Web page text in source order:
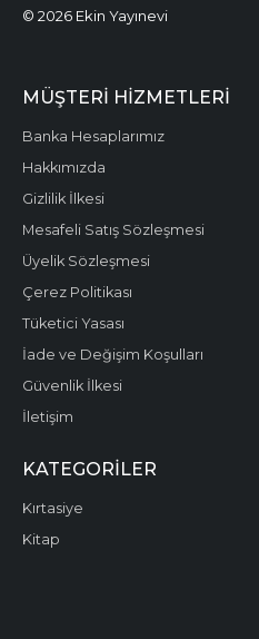
© 2026 Ekin Yayınevi
MÜŞTERI HIZMETLERI
Banka Hesaplarımız
Hakkımızda
Gizlilik İlkesi
Mesafeli Satış Sözleşmesi
Üyelik Sözleşmesi
Çerez Politikası
Tüketici Yasası
İade ve Değişim Koşulları
Güvenlik İlkesi
İletişim
KATEGORILER
Kırtasiye
Kitap